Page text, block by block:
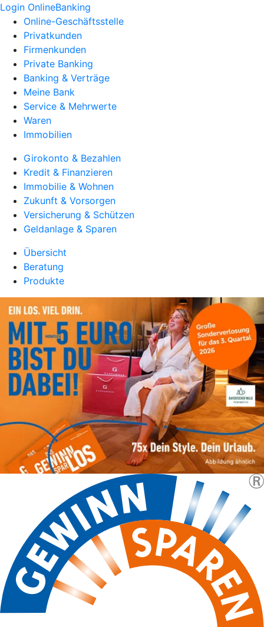
Login OnlineBanking
Online-Geschäftsstelle
Privatkunden
Firmenkunden
Private Banking
Banking & Verträge
Meine Bank
Service & Mehrwerte
Waren
Immobilien
Girokonto & Bezahlen
Kredit & Finanzieren
Immobilie & Wohnen
Zukunft & Vorsorgen
Versicherung & Schützen
Geldanlage & Sparen
Übersicht
Beratung
Produkte